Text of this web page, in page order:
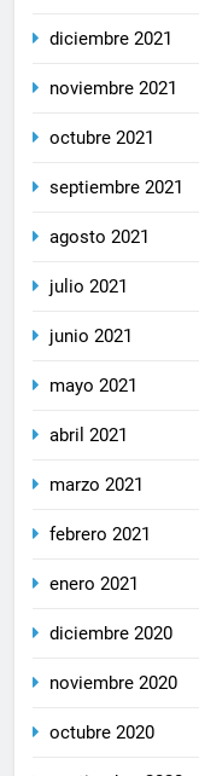
diciembre 2021
noviembre 2021
octubre 2021
septiembre 2021
agosto 2021
julio 2021
junio 2021
mayo 2021
abril 2021
marzo 2021
febrero 2021
enero 2021
diciembre 2020
noviembre 2020
octubre 2020